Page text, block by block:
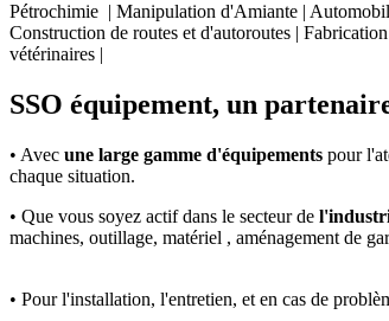
Pétrochimie | Manipulation d'Amiante |
Construction de routes et d'autoroutes |
vétérinaires |
SSO équipement, un
• Avec une large gamme d'équipements pour
chaque situation.
• Que vous soyez actif dans le secteur de
machines, outillage, matériel , aménagement de
• Pour l'installation, l'entretien, et en cas de